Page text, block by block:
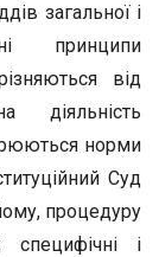
загальної і
принципи
від
діяльність
норми
Суд
процедуру
специфічні і